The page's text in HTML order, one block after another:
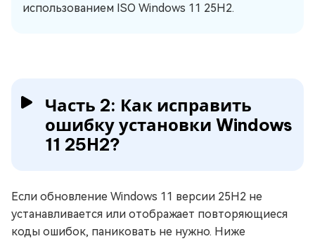
использованием ISO Windows 11 25H2.
Часть 2: Как исправить
ошибку установки Windows
11 25H2?
Если обновление Windows 11 версии 25H2 не
устанавливается или отображает повторяющиеся
коды ошибок, паниковать не нужно. Ниже